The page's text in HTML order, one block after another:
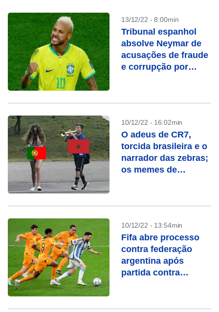
13/12/22 - 8:00min
Tribunal espanhol
absolve Neymar de
acusações de fraude
e corrupção por
10/12/22 - 16:02min
O adeus de CR7,
torcida brasileira e o
narrador das zebras;
os memes de
10/12/22 - 13:54min
Fifa abre processo
contra federação
argentina após
partida contra